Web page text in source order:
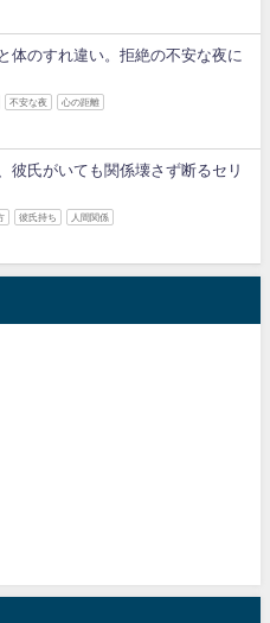
体のすれ違い。拒絶の不安な夜に
不安な夜 心の距離
彼氏がいても関係壊さず断るセリ
彼氏持ち 人間関係